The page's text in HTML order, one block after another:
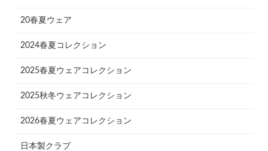
20春夏ウェア
2024春夏コレクション
2025春夏ウェアコレクション
2025秋冬ウェアコレクション
2026春夏ウェアコレクション
日本製クラブ